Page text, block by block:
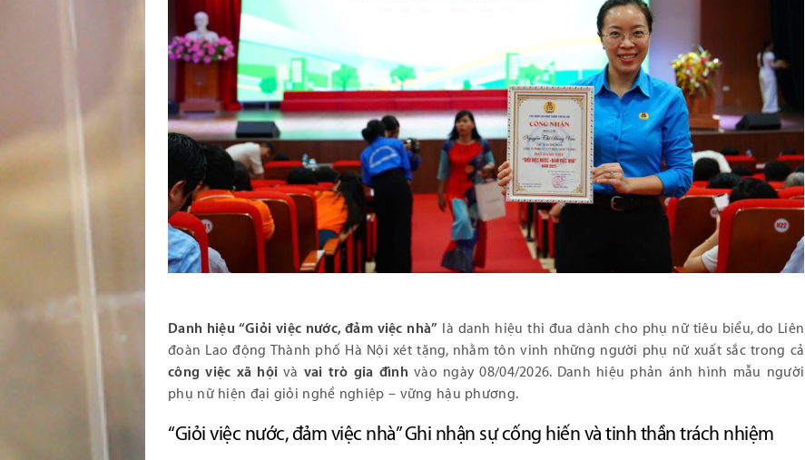
Danh hiệu “Giỏi việc nước, đảm việc nhà” là danh hiệu thi đua dành cho phụ nữ tiêu biểu, do Liên
đoàn Lao động Thành phố Hà Nội xét tặng, nhằm tôn vinh những người phụ nữ xuất sắc trong cả
công việc xã hội và vai trò gia đìnhvào ngày 08/04/2026. Danh hiệu phản ánh hình mẫu người
phụ nữ hiện đại giỏi nghề nghiệp – vững hậu phương.
“Giỏi việc nước, đảm việc nhà” Ghi nhận sự cống hiến và tinh thần trách nhiệm